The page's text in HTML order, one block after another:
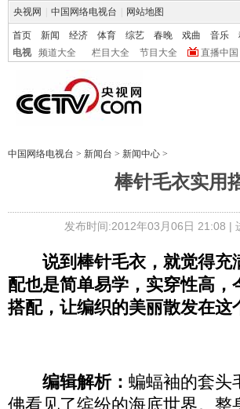
央视网 中国网络电视台 网站地图
首页 新闻 经济 体育 综艺 春晚 戏曲 音乐
电视
频道大全 栏目大全 节目大全 直播中国
中国网络电视台 > 新闻台 > 新闻中心 >
棒针毛衣实用
发布时间:2012年03月06日 21:08 |
说到棒针毛衣，就觉得
配也是简单易学，实穿性高
搭配，让编织的美丽散发在这
编辑解析： 蝙蝠袖的套头
佛看见了缤纷的海底世界。